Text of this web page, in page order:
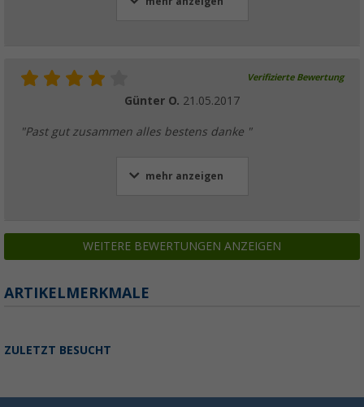
Verifizierte Bewertung
Günter O. 21.05.2017
"Past gut zusammen alles bestens danke "
mehr anzeigen
WEITERE BEWERTUNGEN ANZEIGEN
ARTIKELMERKMALE
ZULETZT BESUCHT